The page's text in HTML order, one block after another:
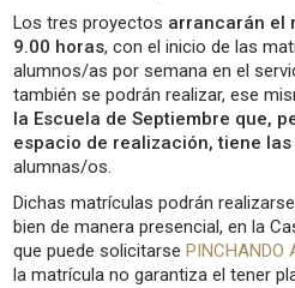
Los tres proyectos arrancarán el
9.00 horas, con el inicio de las
alumnos/as por semana en el
también se podrán realizar, ese
la Escuela de Septiembre que,
espacio de realización, tiene
alumnas/os.
Dichas matrículas podrán
bien de manera presencial, en la
que puede solicitarsePINCHANDO
la matrícula no garantiza el tener